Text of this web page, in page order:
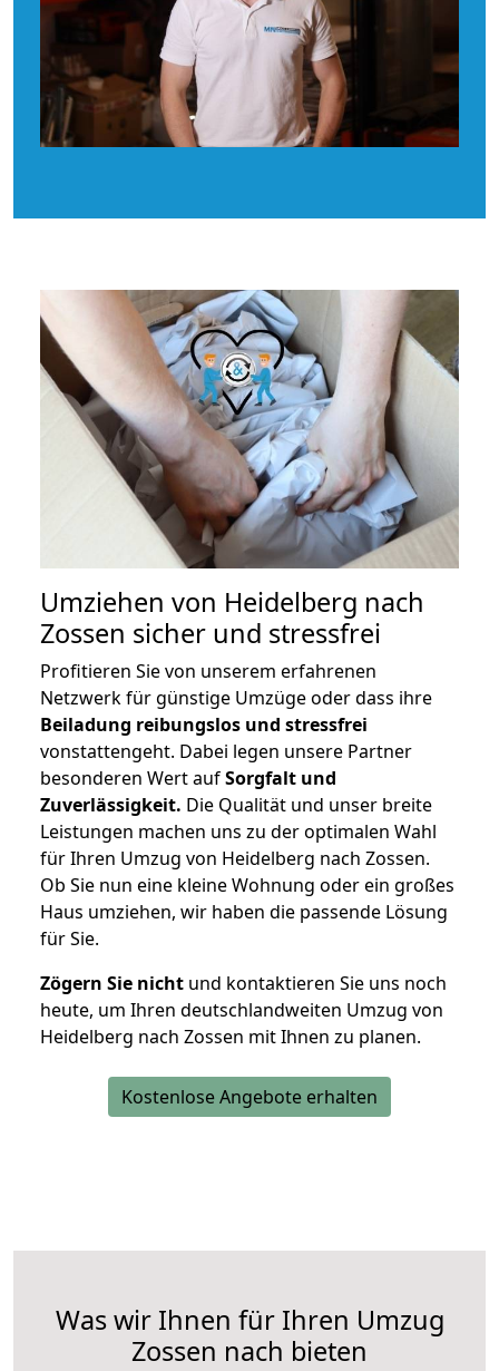
Umziehen von Heidelberg nach
Zossen sicher und stressfrei
Profitieren Sie von unserem erfahrenen
Netzwerk für günstige Umzüge oder dass ihre
Beiladung reibungslos und stressfrei
vonstattengeht. Dabei legen unsere Partner
besonderen Wert aufSorgfalt und
Zuverlässigkeit. Die Qualität und unser breite
Leistungen machen uns zu der optimalen Wahl
für Ihren Umzug von Heidelberg nach Zossen.
Ob Sie nun eine kleine Wohnung oder ein großes
Haus umziehen, wir haben die passende Lösung
für Sie.
Zögern Sie nicht und kontaktieren Sie uns noch
heute, um Ihren deutschlandweiten Umzug von
Heidelberg nach Zossen mit Ihnen zu planen.
Kostenlose Angebote erhalten
Was wir Ihnen für Ihren Umzug
Zossen nach bieten